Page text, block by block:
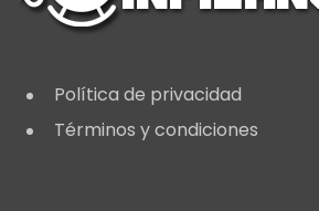
Política de privacidad
Términos y condiciones